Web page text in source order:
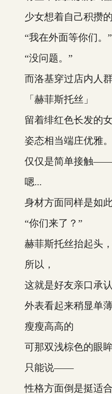
少女想着自己积攒的
“我在外面等你们。”
“没问题。”
而洛基穿过店内人群
「赫菲斯托丝」
留着绯红色长发的女
姿态相当端庄优雅。
仅仅是简单接触——夏
嗯...
身材方面同样是如此
“你们来了？”
赫菲斯托丝抬起头，
所以，
这就是好友亲口承认
外表看起来稍显单薄
瘦瘦高高的
可那双浅棕色的眼眸
只能说——
性格方面倒是挺适合